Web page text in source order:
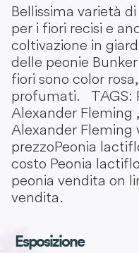
Bellissima varietà
per i fiori recisi e
coltivazione in
delle peonie
fiori sono color
profumati. TAGS:
Alexander Fleming
Alexander Fleming
prezzoPeonia
costo Peonia
peonia vendita on
vendita.
Esposizione